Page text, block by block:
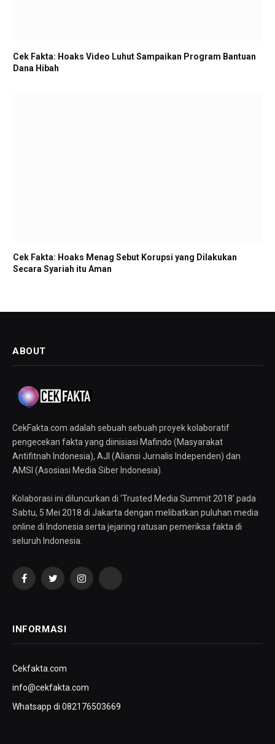
Cek Fakta: Hoaks Video Luhut Sampaikan Program Bantuan
Dana Hibah
Cek Fakta: Hoaks Menag Sebut Korupsi yang Dilakukan
Secara Syariah itu Aman
ABOUT
CekFakta.com adalah sebuah sebuah proyek kolaboratif
pengecekan fakta yang diinisiasi Mafindo (Masyarakat
Antifitnah Indonesia), AJI (Aliansi Jurnalis Independen) dan
AMSI (Asosiasi Media Siber Indonesia).
Kolaborasi ini diluncurkan di ‘Trusted Media Summit 2018’ pada
Sabtu, 5 Mei 2018 di Jakarta dengan melibatkan puluhan media
online di Indonesia serta jejaring ratusan pemeriksa fakta di
seluruh Indonesia.
FacebookTwitterInstagramYouTube
INFORMASI
Cekfakta.com
info@cekfakta.com
Whatsapp di 082176503669